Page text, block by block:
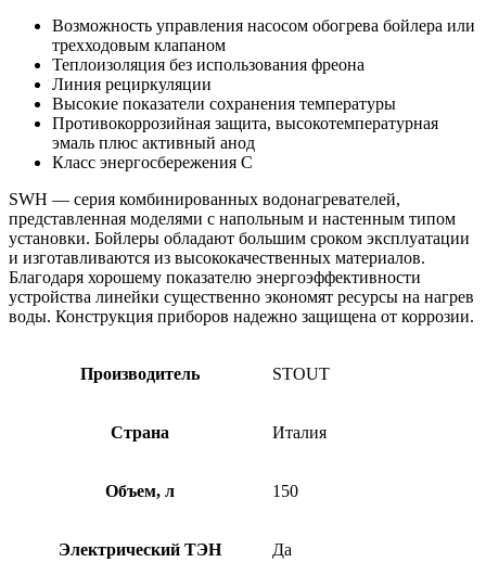
Возможность управления насосом обогрева бойлера или
трехходовым клапаном
Теплоизоляция без использования фреона
Линия рециркуляции
Высокие показатели сохранения температуры
Противокоррозийная защита, высокотемпературная
эмаль плюс активный анод
Класс энергосбережения C
SWH — серия комбинированных водонагревателей,
представленная моделями с напольным и настенным типом
установки. Бойлеры обладают большим сроком эксплуатации
и изготавливаются из высококачественных материалов.
Благодаря хорошему показателю энергоэффективности
устройства линейки существенно экономят ресурсы на нагрев
воды. Конструкция приборов надежно защищена от коррозии.
Производитель STOUT
Страна Италия
Объем, л 150
Электрический ТЭН Да